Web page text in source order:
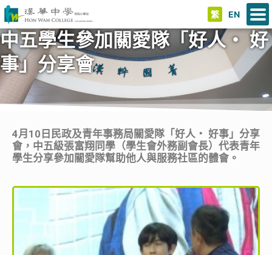
繁 EN
中五學生參加關愛隊「好人‧ 好
事」分享會
4月10日民政及青年事務局關愛隊「好人‧ 好事」分享
會，中五級張富翔同學（學生會外務副會長）代表青年
學生分享參加關愛隊幫助他人與服務社區的體會。